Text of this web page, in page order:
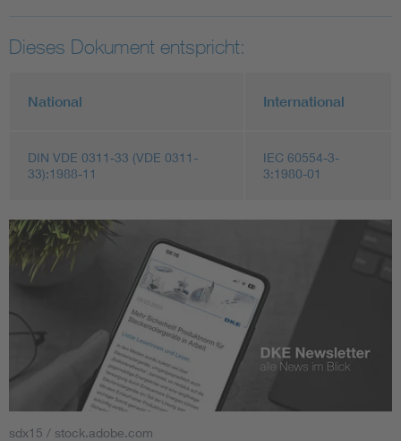
Dieses Dokument entspricht:
National International
DIN VDE 0311-33 (VDE 0311-
33):1988-11
IEC 60554-3-
3:1980-01
sdx15 / stock.adobe.com